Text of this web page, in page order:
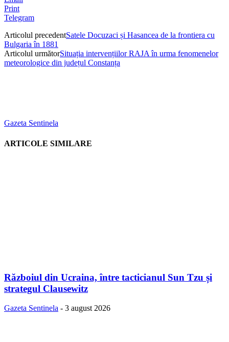
Print
Telegram
Articolul precedentSatele Docuzaci și Hasancea de la frontiera cu
Bulgaria în 1881
Articolul următorSituația intervențiilor RAJA în urma fenomenelor
meteorologice din județul Constanța
Gazeta Sentinela
ARTICOLE SIMILARE
Războiul din Ucraina, între tacticianul Sun Tzu și
strategul Clausewitz
Gazeta Sentinela - 3 august 2026